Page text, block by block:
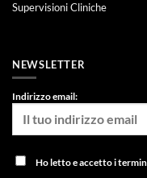
Supervisioni Cliniche
NEWSLETTER
Indirizzo email:
Ho letto e accetto i